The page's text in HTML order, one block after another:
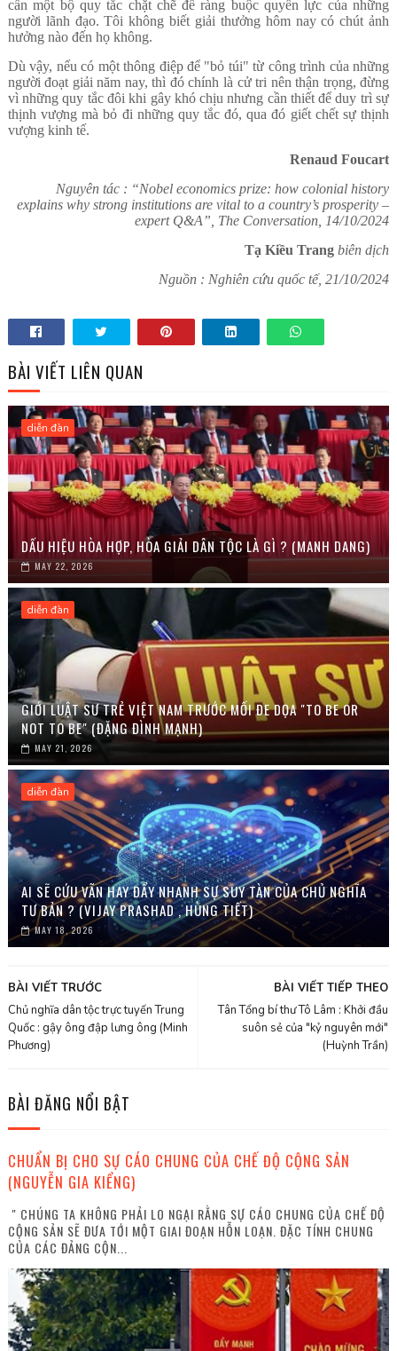
cần một bộ quy tắc chặt chẽ để ràng buộc quyền lực của những
người lãnh đạo. Tôi không biết giải thưởng hôm nay có chút ảnh
hưởng nào đến họ không.
Dù vậy, nếu có một thông điệp để "bỏ túi" từ công trình của những
người đoạt giải năm nay, thì đó chính là cử tri nên thận trọng, đừng
vì những quy tắc đôi khi gây khó chịu nhưng cần thiết để duy trì sự
thịnh vượng mà bỏ đi những quy tắc đó, qua đó giết chết sự thịnh
vượng kinh tế.
Renaud Foucart
Nguyên tác : “Nobel economics prize: how colonial history
explains why strong institutions are vital to a country’s prosperity –
expert Q&A”, The Conversation, 14/10/2024
Tạ Kiều Trang biên dịch
Nguồn : Nghiên cứu quốc tế, 21/10/2024
BÀI VIẾT LIÊN QUAN
diễn đàn
DẤU HIỆU HÒA HỢP, HÒA GIẢI DÂN TỘC LÀ GÌ ? (MANH DANG)
MAY 22, 2026
diễn đàn
GIỚI LUẬT SƯ TRẺ VIỆT NAM TRƯỚC MỐI ĐE DỌA "TO BE OR
NOT TO BE" (ĐẶNG ĐÌNH MẠNH)
MAY 21, 2026
diễn đàn
AI SẼ CỨU VÃN HAY ĐẨY NHANH SỰ SUY TÀN CỦA CHỦ NGHĨA
TƯ BẢN ? (VIJAY PRASHAD , HÙNG TIẾT)
MAY 18, 2026
BÀI VIẾT TIẾP THEO
Tân Tổng bí thư Tô Lâm : Khởi đầu
suôn sẻ của "kỷ nguyên mới"
(Huỳnh Trần)
BÀI VIẾT TRƯỚC
Chủ nghĩa dân tộc trực tuyến Trung
Quốc : gậy ông đập lưng ông (Minh
Phương)
BÀI ĐĂNG NỔI BẬT
CHUẨN BỊ CHO SỰ CÁO CHUNG CỦA CHẾ ĐỘ CỘNG SẢN
(NGUYỄN GIA KIỂNG)
" CHÚNG TA KHÔNG PHẢI LO NGẠI RẰNG SỰ CÁO CHUNG CỦA CHẾ ĐỘ
CỘNG SẢN SẼ ĐƯA TỚI MỘT GIAI ĐOẠN HỖN LOẠN. ĐẶC TÍNH CHUNG
CỦA CÁC ĐẢNG CỘN...